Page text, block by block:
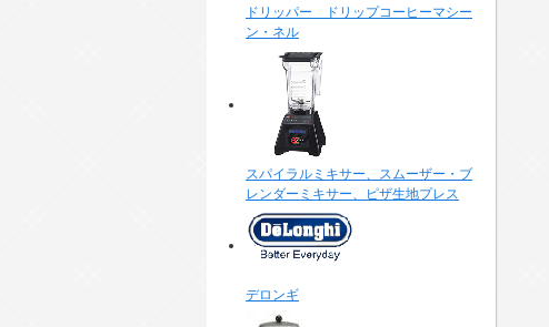
ドリッパー ドリップコーヒーマシー
ン・ネル
スパイラルミキサー、スムーザー・ブ
レンダーミキサー、ピザ生地プレス
デロンギ